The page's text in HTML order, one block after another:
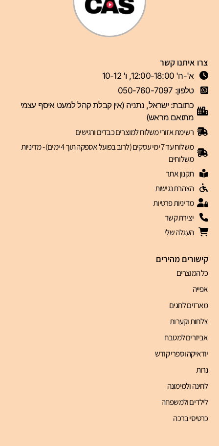
קישורים מהירים
כל המוצרים
אפייה
מארזים לחגים
צלחות וקערות
אביזרים למטבח
יודאיקה וספרי קודש
נרות
לחינה ולמימונה
לילדים ולמשפחה
כרטיסי ברכה
צרו איתנו קשר
א'-ה' 12:00-18:00, ו' 10-12
טלפון: 050-760-7097
כתובת: ישראל, נתניה (אין קבלת קהל למעט איסף עצמי
מתואם מראש)
רשימת אזורי משלוח למוצרים כבדים ורגישים
משלוח עד 7 ימי עסקים (לרוב בפועל אספקה תוך 4 ימים) - מדיניות
משלוחים
תקנון אתר
הצהרת נגישות
מדיניות פרטיות
יצירת קשר
העגלה שלי